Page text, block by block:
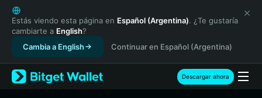
English
日本語
Tiếng Việt
Русский
Español (Latinoamérica)
Türkçe
Estás viendo esta página en Español (Argentina). ¿Te gustaría
cambiarte a English?
Cambia a English
Continuar en Español (Argentina)
Descargar ahora